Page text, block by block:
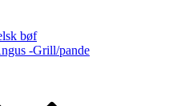
bøf
-Grill/pande